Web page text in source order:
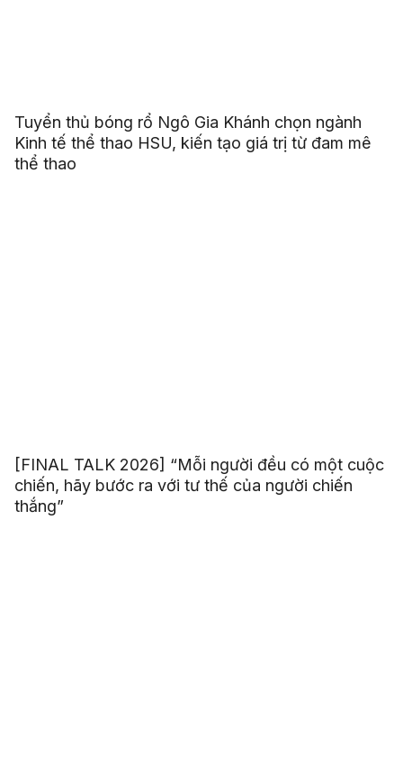
Tuyển thủ bóng rổ Ngô Gia Khánh chọn ngành
Kinh tế thể thao HSU, kiến tạo giá trị từ đam mê
thể thao
[FINAL TALK 2026] “Mỗi người đều có một cuộc
chiến, hãy bước ra với tư thế của người chiến
thắng”